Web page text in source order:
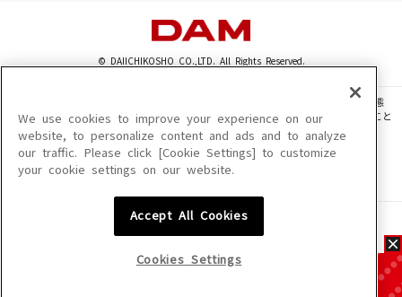
© DAIICHIKOSHO CO.,LTD. All Rights Reserved.
このサイトに掲載されている一切の文章・画像・写真・動画・音声等を、手段や形態
を問わず、著作権法の定める範囲を超えて無断で複製、転載、ファイル化などすること
を禁じます。
楽曲及びコンテンツは、機種によりご利用いただけない場合があります。
楽曲及びコンテンツの配信日、配信内容が変更になる場合があります。
We use cookies to improve your experience on our
website, to personalize content and ads and to analyze
our traffic. Please click [Cookie Settings] to customize
your cookie settings on our website.
Accept All Cookies
Cookies Settings